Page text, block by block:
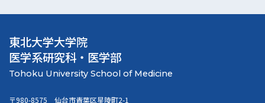
東北大学大学院
医学系研究科・医学部
〒980-8575 仙台市青葉区星陵町2-1